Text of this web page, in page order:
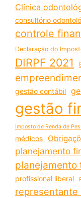
Clínica
consultório
controle
Declaração do
DIRPF 2021
gestão contábil
gestão
Imposto de Renda de
médicos
planejamento
planejamento
profissional liberal
representante